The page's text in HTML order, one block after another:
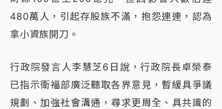
480萬人，引起存股族不滿，抱怨連連，認為
拿小資族開刀。
行政院發言人李慧芝6日說，行政院長卓榮泰
已指示衛福部廣泛聽取各界意見，暫緩具爭議
規劃、加強社會溝通，尋求更周全、具共識的